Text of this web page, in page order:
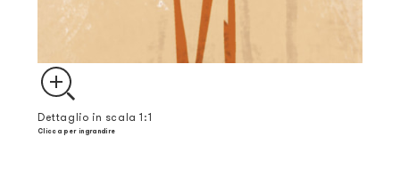
Dettaglio in scala 1:1
Clicca per ingrandire